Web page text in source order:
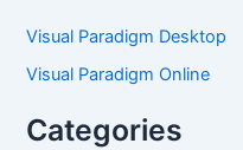
Visual Paradigm Desktop
Visual Paradigm Online
Categories